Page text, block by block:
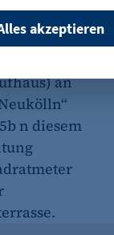
auf der Seite
ein eventuelles Opt-
akzeptieren
an
n diesem